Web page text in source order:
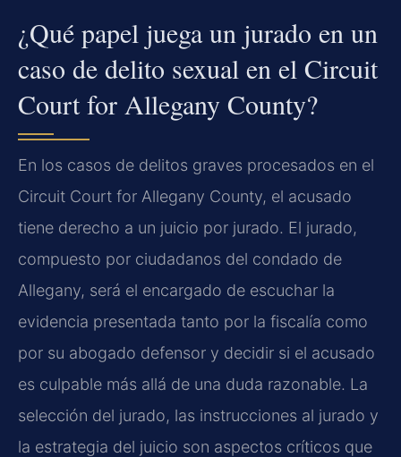
¿Qué papel juega un jurado en un
caso de delito sexual en el Circuit
Court for Allegany County?
En los casos de delitos graves procesados en el
Circuit Court for Allegany County, el acusado
tiene derecho a un juicio por jurado. El jurado,
compuesto por ciudadanos del condado de
Allegany, será el encargado de escuchar la
evidencia presentada tanto por la fiscalía como
por su abogado defensor y decidir si el acusado
es culpable más allá de una duda razonable. La
selección del jurado, las instrucciones al jurado y
la estrategia del juicio son aspectos críticos que